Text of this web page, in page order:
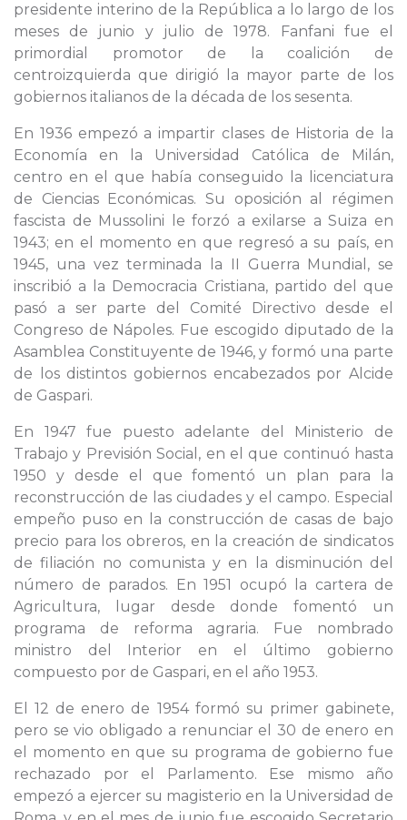
presidente interino de la República a lo largo de los
meses de junio y julio de 1978. Fanfani fue el
primordial promotor de la coalición de
centroizquierda que dirigió la mayor parte de los
gobiernos italianos de la década de los sesenta.
En 1936 empezó a impartir clases de Historia de la
Economía en la Universidad Católica de Milán,
centro en el que había conseguido la licenciatura
de Ciencias Económicas. Su oposición al régimen
fascista de Mussolini le forzó a exilarse a Suiza en
1943; en el momento en que regresó a su país, en
1945, una vez terminada la II Guerra Mundial, se
inscribió a la Democracia Cristiana, partido del que
pasó a ser parte del Comité Directivo desde el
Congreso de Nápoles. Fue escogido diputado de la
Asamblea Constituyente de 1946, y formó una parte
de los distintos gobiernos encabezados por Alcide
de Gaspari.
En 1947 fue puesto adelante del Ministerio de
Trabajo y Previsión Social, en el que continuó hasta
1950 y desde el que fomentó un plan para la
reconstrucción de las ciudades y el campo. Especial
empeño puso en la construcción de casas de bajo
precio para los obreros, en la creación de sindicatos
de filiación no comunista y en la disminución del
número de parados. En 1951 ocupó la cartera de
Agricultura, lugar desde donde fomentó un
programa de reforma agraria. Fue nombrado
ministro del Interior en el último gobierno
compuesto por de Gaspari, en el año 1953.
El 12 de enero de 1954 formó su primer gabinete,
pero se vio obligado a renunciar el 30 de enero en
el momento en que su programa de gobierno fue
rechazado por el Parlamento. Ese mismo año
empezó a ejercer su magisterio en la Universidad de